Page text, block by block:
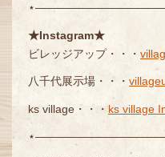
★Instagram★
ビレッジアップ・・・
八千代展示場・・・
ks village・・・ ks village